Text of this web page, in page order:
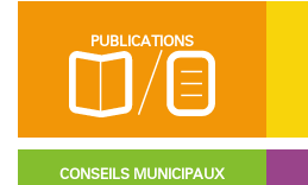
PUBLICATIONS
CONSEILS MUNICIPAUX